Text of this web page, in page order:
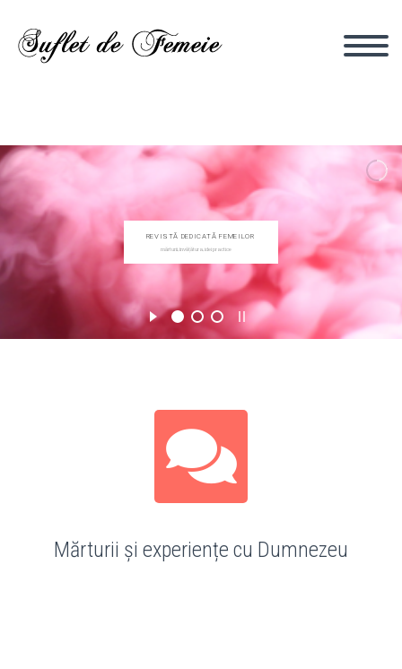
REVISTĂ DEDICATĂ FEMEILOR
mărturii, învățătura, idei practice
Mărturii și experiențe cu Dumnezeu